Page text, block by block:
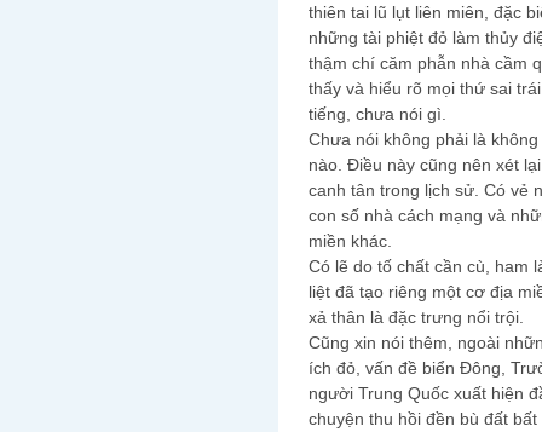
thiên tai lũ lụt liên miên, đặc
những tài phiệt đỏ làm thủy
thậm chí căm phẫn nhà cầm
thấy và hiểu rõ mọi thứ sai
tiếng, chưa nói gì.
Chưa nói không phải là
nào. Điều này cũng nên xét
canh tân trong lịch sử. Có vẻ
con số nhà cách mạng và
miền khác.
Có lẽ do tố chất cần cù, ham
liệt đã tạo riêng một cơ địa
xả thân là đặc trưng nổi trội.
Cũng xin nói thêm, ngoài
ích đỏ, vấn đề biển Đông,
người Trung Quốc xuất hiện
chuyện thu hồi đền bù đất